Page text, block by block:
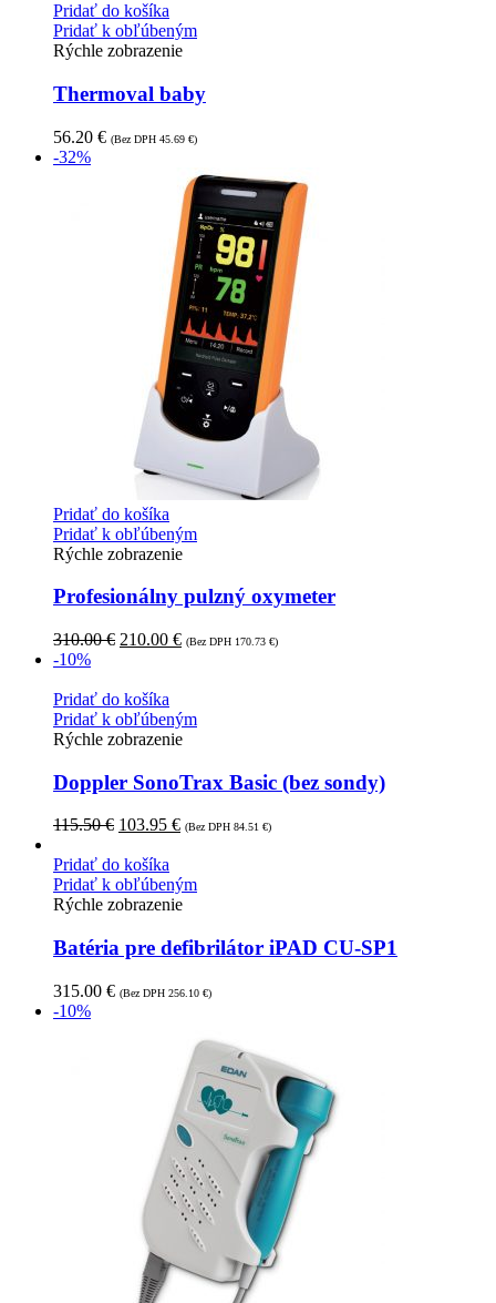
Pridať do košíka
Pridať k obľúbeným
Rýchle zobrazenie
Thermoval baby
56.20 € (Bez DPH 45.69 €)
-32%
Pridať do košíka
Pridať k obľúbeným
Rýchle zobrazenie
Profesionálny pulzný oxymeter
310.00€ 210.00 € (Bez DPH 170.73 €)
-10%
Pridať do košíka
Pridať k obľúbeným
Rýchle zobrazenie
Doppler SonoTrax Basic (bez sondy)
115.50€ 103.95 € (Bez DPH 84.51 €)
Pridať do košíka
Pridať k obľúbeným
Rýchle zobrazenie
Batéria pre defibrilátor iPAD CU-SP1
315.00 € (Bez DPH 256.10 €)
-10%